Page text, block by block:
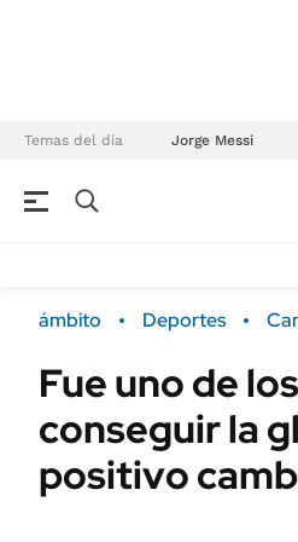
Temas del día Jorge Messi
Campo
FINANZAS
Dólar
ámbito Deportes
Fue uno de
conseguir la
positivo